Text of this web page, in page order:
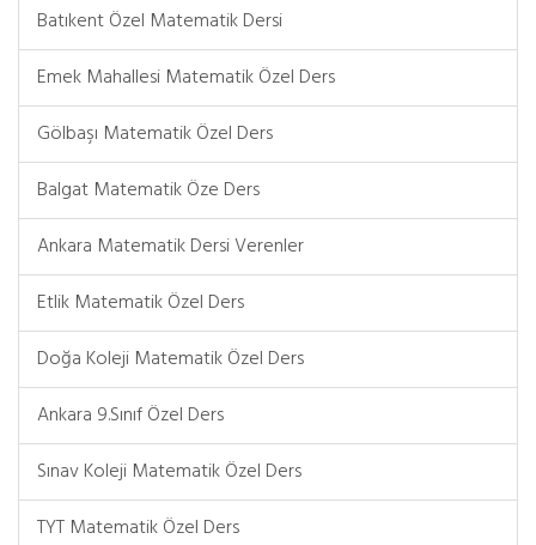
Batıkent Özel Matematik Dersi
Emek Mahallesi Matematik Özel Ders
Gölbaşı Matematik Özel Ders
Balgat Matematik Öze Ders
Ankara Matematik Dersi Verenler
Etlik Matematik Özel Ders
Doğa Koleji Matematik Özel Ders
Ankara 9.Sınıf Özel Ders
Sınav Koleji Matematik Özel Ders
TYT Matematik Özel Ders